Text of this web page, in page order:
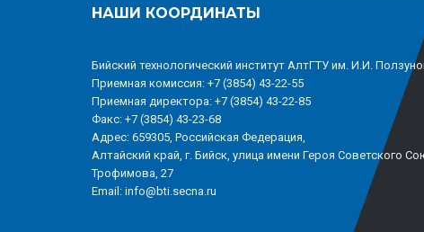
НАШИ КООРДИНАТЫ
Бийский технологический институт АлтГТУ им. И.И.
Приемная комиссия: +7 (3854) 43-22-55
Приемная директора: +7 (3854) 43-22-85
Факс: +7 (3854) 43-23-68
Адрес: 659305, Российская Федерация,
Алтайский край, г. Бийск, улица имени Героя Советского
Трофимова, 27
Email: info@bti.secna.ru